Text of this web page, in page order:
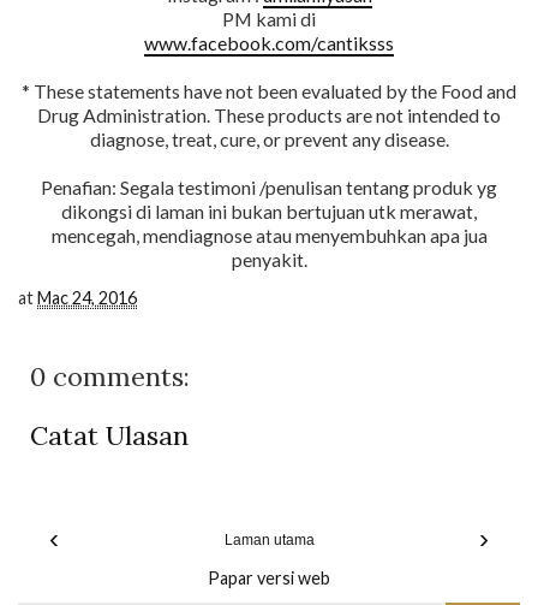
PM kami di
www.facebook.com/cantiksss
* These statements have not been evaluated by the Food and
Drug Administration. These products are not intended to
diagnose, treat, cure, or prevent any disease.
Penafian: Segala testimoni /penulisan tentang produk yg
dikongsi di laman ini bukan bertujuan utk merawat,
mencegah, mendiagnose atau menyembuhkan apa jua
penyakit.
atMac 24, 2016
0 comments:
Catat Ulasan
‹ ›
Laman utama
Papar versi web